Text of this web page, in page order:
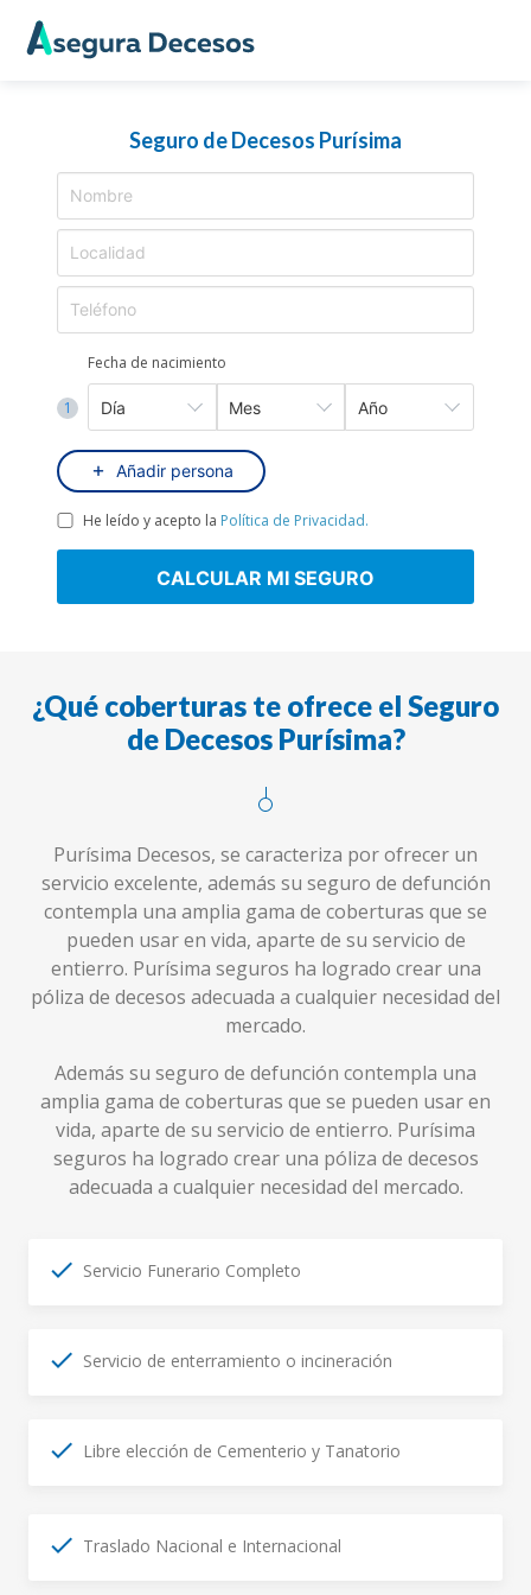
Seguro de Decesos Purísima
Fecha de nacimiento
1
Añadir persona
He leído y acepto la Política de Privacidad.
CALCULAR MI SEGURO
¿Qué coberturas te ofrece el Seguro
de Decesos Purísima?
Purísima Decesos, se caracteriza por ofrecer un
servicio excelente, además su seguro de defunción
contempla una amplia gama de coberturas que se
pueden usar en vida, aparte de su servicio de
entierro. Purísima seguros ha logrado crear una
póliza de decesos adecuada a cualquier necesidad del
mercado.
Además su seguro de defunción contempla una
amplia gama de coberturas que se pueden usar en
vida, aparte de su servicio de entierro. Purísima
seguros ha logrado crear una póliza de decesos
adecuada a cualquier necesidad del mercado.
Servicio Funerario Completo
Servicio de enterramiento o incineración
Libre elección de Cementerio y Tanatorio
Traslado Nacional e Internacional